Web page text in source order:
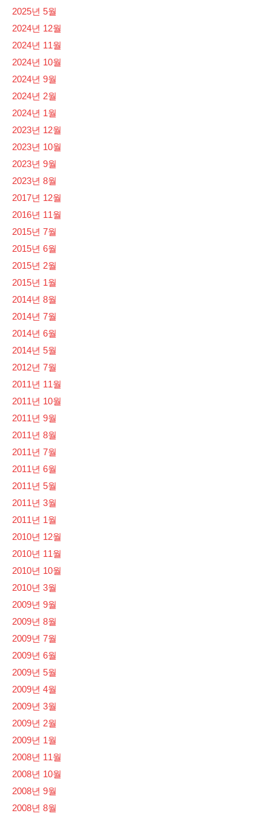
2025년 5월
2024년 12월
2024년 11월
2024년 10월
2024년 9월
2024년 2월
2024년 1월
2023년 12월
2023년 10월
2023년 9월
2023년 8월
2017년 12월
2016년 11월
2015년 7월
2015년 6월
2015년 2월
2015년 1월
2014년 8월
2014년 7월
2014년 6월
2014년 5월
2012년 7월
2011년 11월
2011년 10월
2011년 9월
2011년 8월
2011년 7월
2011년 6월
2011년 5월
2011년 3월
2011년 1월
2010년 12월
2010년 11월
2010년 10월
2010년 3월
2009년 9월
2009년 8월
2009년 7월
2009년 6월
2009년 5월
2009년 4월
2009년 3월
2009년 2월
2009년 1월
2008년 11월
2008년 10월
2008년 9월
2008년 8월